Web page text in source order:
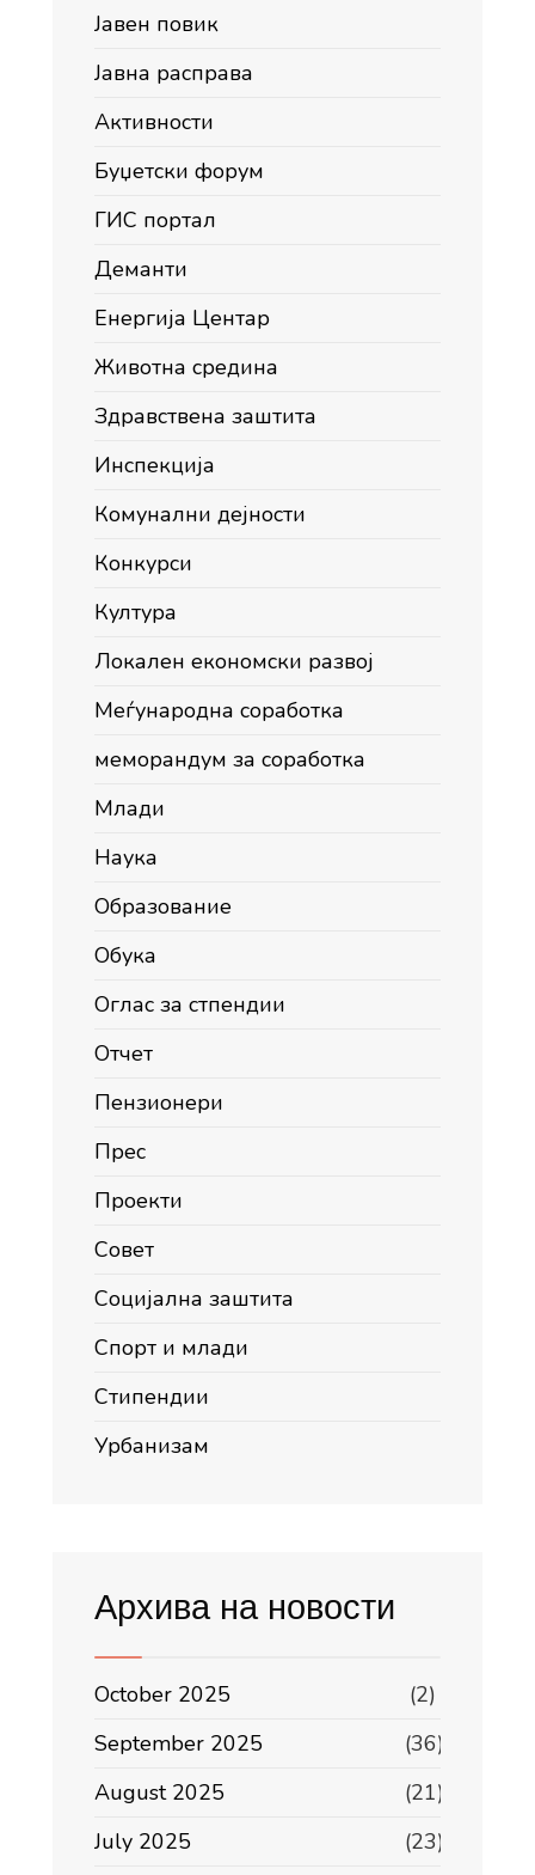
Јавен повик
Јавна расправа
Активности
Буџетски форум
ГИС портал
Деманти
Енергија Центар
Животна средина
Здравствена заштита
Инспекција
Комунални дејности
Конкурси
Култура
Локален економски развој
Меѓународна соработка
меморандум за соработка
Млади
Наука
Образование
Обука
Оглас за стпендии
Отчет
Пензионери
Прес
Проекти
Совет
Социјална заштита
Спорт и млади
Стипендии
Урбанизам
Архива на новости
October 2025
(2)
September 2025
(36)
August 2025
(21)
July 2025
(23)